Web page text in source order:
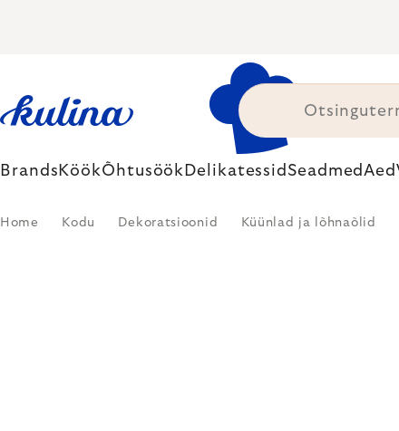
Brands KöökÕhtusöök Delikatessid SeadmedAed
Home Kodu Dekoratsioonid Küünlad ja lõhnaõlid